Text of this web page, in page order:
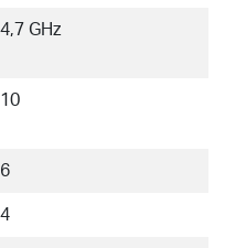
4,7 GHz
10
6
4